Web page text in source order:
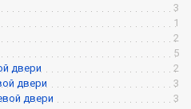
3
1
2
5
двери
2
двери
3
двери
3